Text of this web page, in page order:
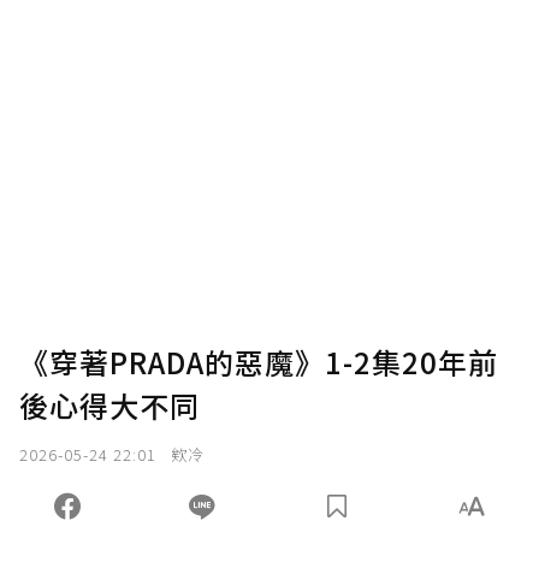
《穿著PRADA的惡魔》1-2集20年前
後心得大不同
2026-05-24 22:01 欸冷